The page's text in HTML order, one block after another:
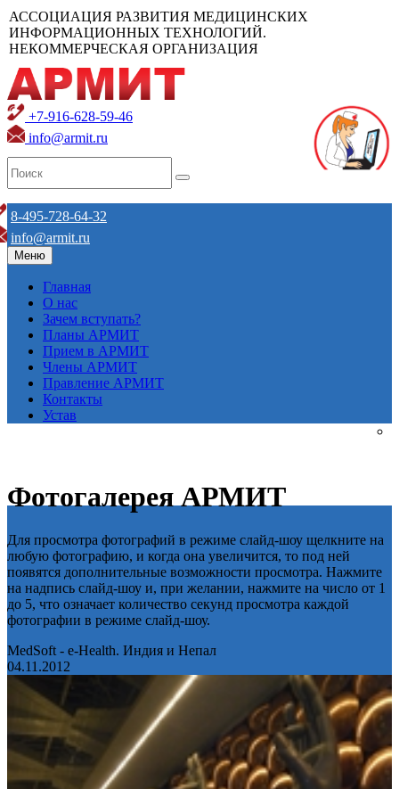
АССОЦИАЦИЯ РАЗВИТИЯ МЕДИЦИНСКИХ
ИНФОРМАЦИОННЫХ ТЕХНОЛОГИЙ.
НЕКОММЕРЧЕСКАЯ ОРГАНИЗАЦИЯ
+7-916-628-59-46
info@armit.ru
8-495-728-64-32
info@armit.ru
Меню
Главная
О нас
Зачем вступать?
Планы АРМИТ
Прием в АРМИТ
Члены АРМИТ
Правление АРМИТ
Контакты
Устав
Фотогалерея АРМИТ
Для просмотра фотографий в режиме слайд-шоу щелкните на
любую фотографию, и когда она увеличится, то под ней
появятся дополнительные возможности просмотра. Нажмите
на надпись слайд-шоу и, при желании, нажмите на число от 1
до 5, что означает количество секунд просмотра каждой
фотографии в режиме слайд-шоу.
MedSoft - e-Health. Индия и Непал
04.11.2012